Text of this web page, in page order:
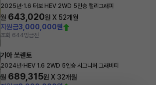
2025년·1.6 터보 HEV 2WD 5인승 캘리그래피
월 643,020원 X 52개월
지원금3,000,000원
조회 644방금전
기아 쏘렌토
2024년· HEV 1.6 2WD 5인승 시그니처 그래비티
월 689,315원 X 32개월